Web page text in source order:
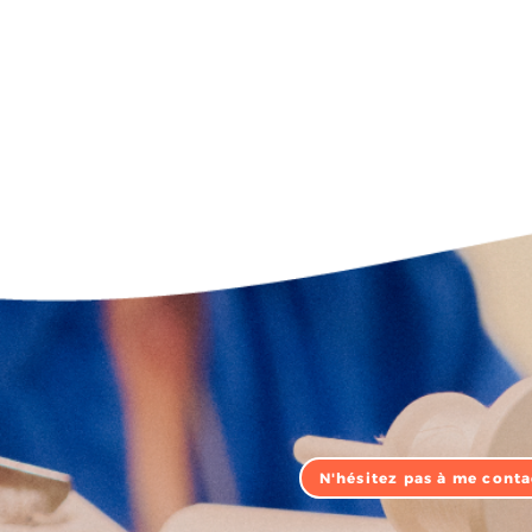
N'hésitez pas à me